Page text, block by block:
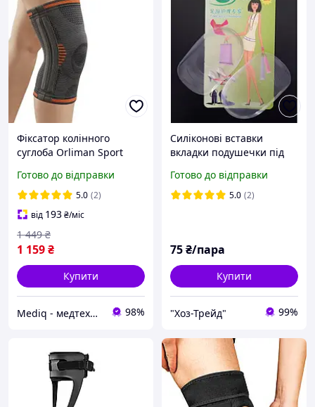
Фіксатор колінного
суглоба Orliman Sport
Готово до відправки
5.0 (2)
від 193₴/міс
1 159₴
1 449 ₴
Купити
Mediq - медтехніка товари для здоров'я 98%
Силіконові вставки
вкладки подушечки під
Готово до відправки
5.0 (2)
75₴/пара
Купити
"Хоз-Трейд" 99%